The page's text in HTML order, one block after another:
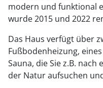
modern und funktional
wurde 2015 und 2022
Das Haus verfügt über
Fußbodenheizung,
Sauna, die Sie z.B.
der Natur aufsuchen